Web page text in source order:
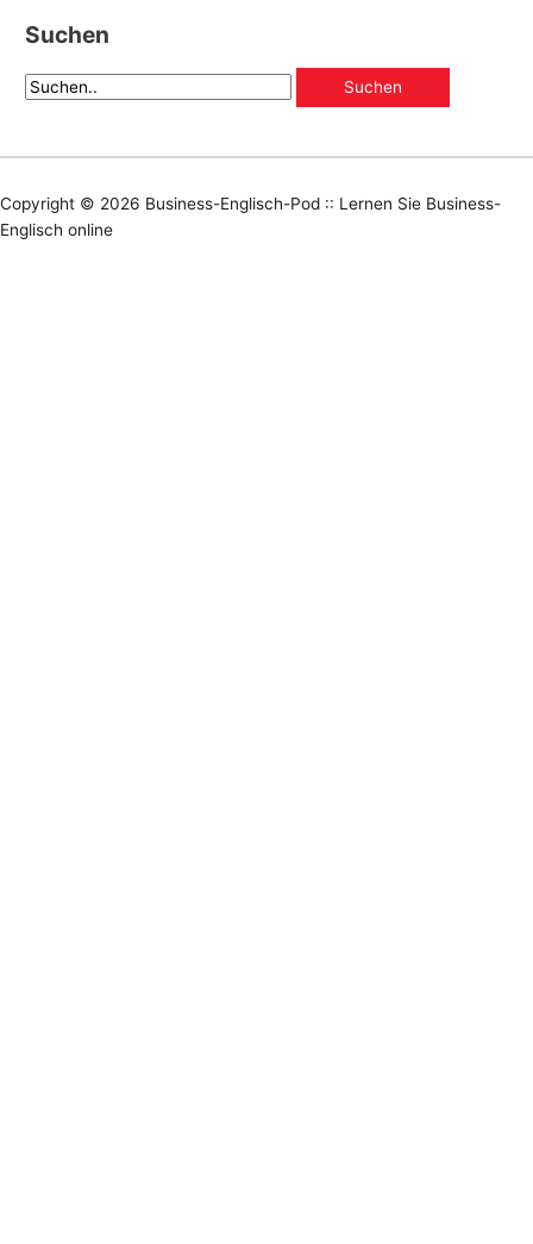
Suchen
Copyright © 2026 Business-Englisch-Pod :: Lernen Sie Business-
Englisch online